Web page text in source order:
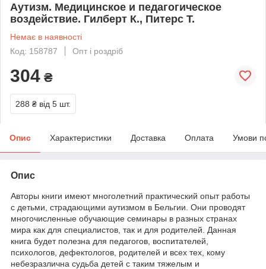
Аутизм. Медицинское и педагогическое
воздействие. Гилберт К., Питерс Т.
Немає в наявності
Код: 158787
Опт і роздріб
304 ₴
288 ₴ від 5 шт.
Опис Характеристики Доставка Оплата Умови
Опис
Авторы книги имеют многолетний практический опыт работы
с детьми, страдающими аутизмом в Бельгии. Они проводят
многочисленные обучающие семинары в разных странах
мира как для специалистов, так и для родителей. Данная
книга будет полезна для педагогов, воспитателей,
психологов, дефектологов, родителей и всех тех, кому
небезразлична судьба детей с таким тяжелым и